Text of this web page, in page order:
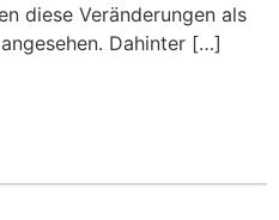
diese Veränderungen als
Dahinter […]